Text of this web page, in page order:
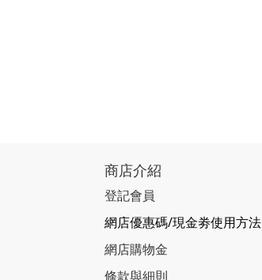
商店介紹
登記會員
網店優惠碼/現金劵使用方法
網店購物金
條款與細則